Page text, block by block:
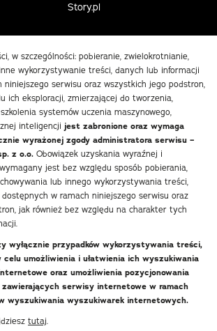
Story.pl
w szczególności: pobieranie, zwielokrotnianie,
wykorzystywanie treści, danych lub informacji
niniejszego serwisu oraz wszystkich jego podstron,
ich eksploracji, zmierzającej do tworzenia,
systemów uczenia maszynowego,
inteligencji jest zabronione oraz wymaga
wyrażonej zgody administratora serwisu –
z o.o. Obowiązek uzyskania wyraźnej i
jest bez względu sposób pobierania,
lub innego wykorzystywania treści,
w ramach niniejszego serwisu oraz
jak również bez względu na charakter tych
wyłącznie przypadków wykorzystywania treści,
umożliwienia i ułatwienia ich wyszukiwania
oraz umożliwienia pozycjonowania
serwisy internetowe w ramach
wyszukiwania wyszukiwarek internetowych.
tutaj.